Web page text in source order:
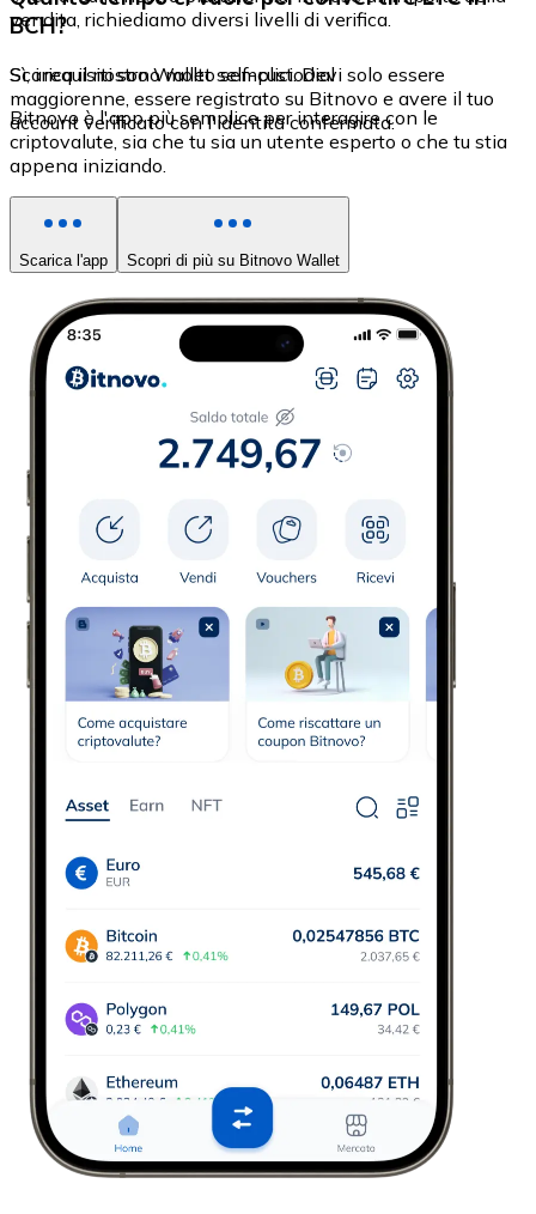
vendita, richiediamo diversi livelli di verifica.
BCH?
Sì, i requisiti sono molto semplici. Devi solo essere
maggiorenne, essere registrato su Bitnovo e avere il tuo
account verificato con l'identità confermata.
Scarica il nostro Wallet self-custodial
Bitnovo è l'app più semplice per interagire con le
criptovalute, sia che tu sia un utente esperto o che tu stia
appena iniziando.
Scarica l'app Scopri di più su Bitnovo Wallet